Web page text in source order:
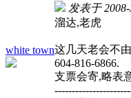
white town
发表于
溜达,老虎
这几天老会不
604-816-6866.
支票会寄,略表